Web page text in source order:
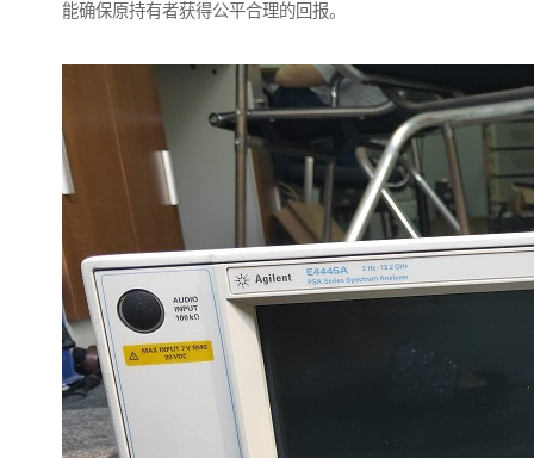
能确保原持有者获得公平合理的回报。